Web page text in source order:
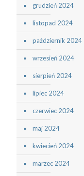
grudzień 2024
listopad 2024
październik 2024
wrzesień 2024
sierpień 2024
lipiec 2024
czerwiec 2024
maj 2024
kwiecień 2024
marzec 2024